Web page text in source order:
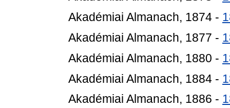
Akadémiai Almanach, 1874 -
Akadémiai Almanach, 1877 -
Akadémiai Almanach, 1880 -
Akadémiai Almanach, 1884 -
Akadémiai Almanach, 1886 -